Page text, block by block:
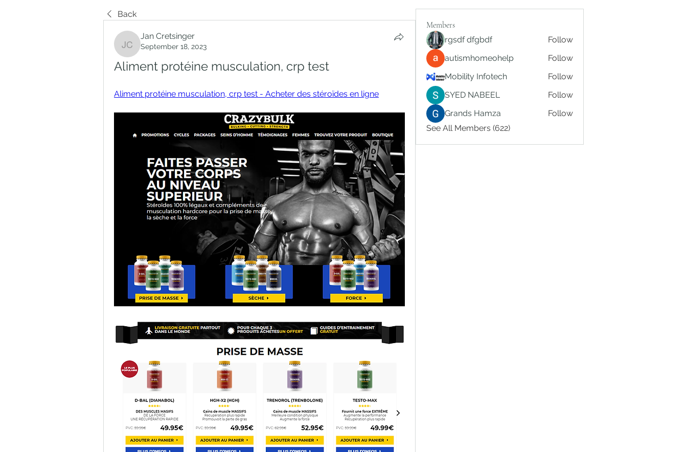
Back
Jan Cretsinger
Jan Cretsinger
September 18, 2023
Aliment protéine musculation, crp test
Aliment protéine musculation, crp test - Acheter des stéroïdes en ligne
Members
rgsdf dfgbdf
Follow
autismhomeohelp
Follow
Mobility Infotech
Follow
SYED NABEEL
Follow
Grands Hamza
Follow
See All Members (622)